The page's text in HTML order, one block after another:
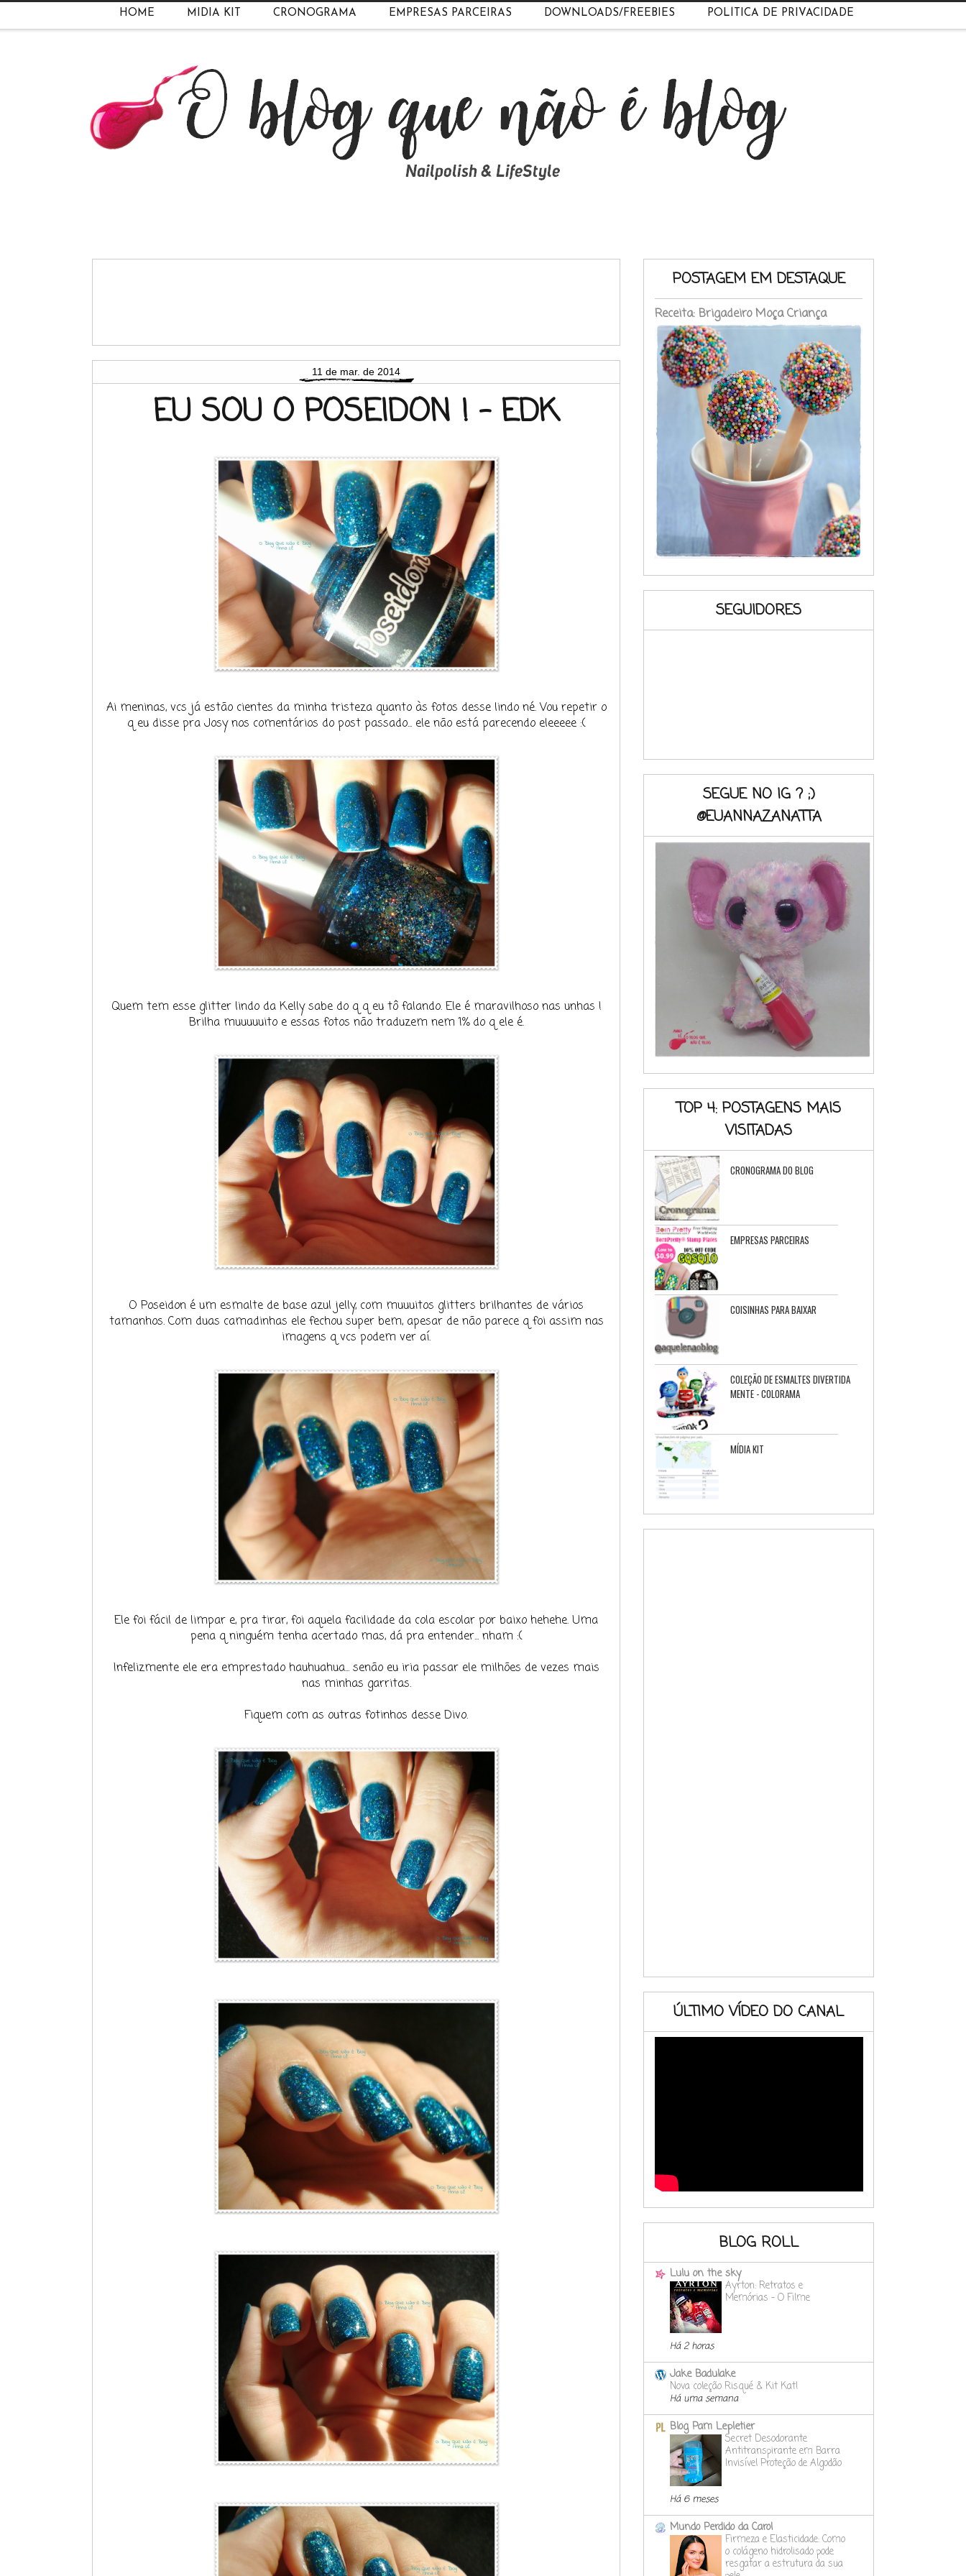
HOME MIDIA KIT CRONOGRAMA EMPRESAS PARCEIRAS DOWNLOADS/FREEBIES POLÍTICA DE PRIVACIDADE
11 de mar. de 2014
EU SOU O POSEIDON ! - EDK
Ai meninas, vcs já estão cientes da minha tristeza quanto às fotos desse lindo né. Vou repetir o
q eu disse pra Josy nos comentários do post passado... ele não está parecendo eleeeee :(
Quem tem esse glitter lindo da Kelly sabe do q q eu tô falando. Ele é maravilhoso nas unhas !
Brilha muuuuuito e essas fotos não traduzem nem 1% do q ele é.
O Poseidon é um esmalte de base azul jelly, com muuuitos glitters brilhantes de vários
tamanhos. Com duas camadinhas ele fechou super bem, apesar de não parece q foi assim nas
imagens q vcs podem ver aí.
Ele foi fácil de limpar e, pra tirar, foi aquela facilidade da cola escolar por baixo hehehe. Uma
pena q ninguém tenha acertado mas, dá pra entender... nham :(
Infelizmente ele era emprestado hauhuahua... senão eu iria passar ele milhões de vezes mais
nas minhas garritas.
Fiquem com as outras fotinhos desse Divo.
POSTAGEM EM DESTAQUE
Receita: Brigadeiro Moça Criança
SEGUIDORES
SEGUE NO IG ? ;)
@EUANNAZANATTA
TOP 4: POSTAGENS MAIS
VISITADAS
CRONOGRAMA DO BLOG
EMPRESAS PARCEIRAS
COISINHAS PARA BAIXAR
COLEÇÃO DE ESMALTES DIVERTIDA
MENTE - COLORAMA
MÍDIA KIT
ÚLTIMO VÍDEO DO CANAL
BLOG ROLL
Lulu on the sky
Ayrton: Retratos e
Memórias - O Filme
Há 2 horas
Jake Badulake
Nova coleção Risqué & Kit Kat!
Há uma semana
Blog Pam Lepletier
Secret Desodorante
Antitranspirante em Barra
Invisível Proteção de Algodão
Há 6 meses
Mundo Perdido da Carol
Firmeza e Elasticidade: Como
o colágeno hidrolisado pode
resgatar a estrutura da sua